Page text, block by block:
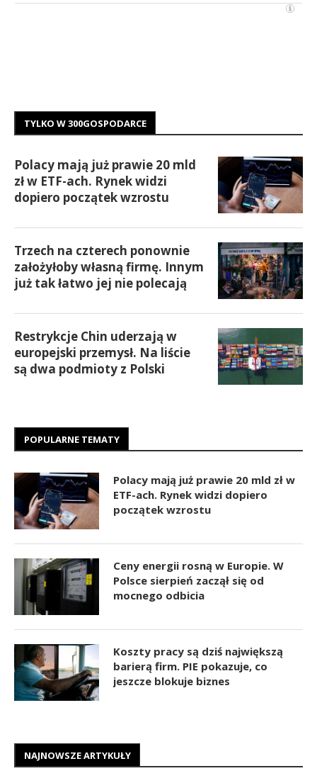
TYLKO W 300GOSPODARCE
Polacy mają już prawie 20 mld
zł w ETF-ach. Rynek widzi
dopiero początek wzrostu
Trzech na czterech ponownie
założyłoby własną firmę. Innym
już tak łatwo jej nie polecają
Restrykcje Chin uderzają w
europejski przemysł. Na liście
są dwa podmioty z Polski
POPULARNE TEMATY
Polacy mają już prawie 20 mld zł w
ETF-ach. Rynek widzi dopiero
początek wzrostu
Ceny energii rosną w Europie. W
Polsce sierpień zaczął się od
mocnego odbicia
Koszty pracy są dziś największą
barierą firm. PIE pokazuje, co
jeszcze blokuje biznes
NAJNOWSZE ARTYKUŁY